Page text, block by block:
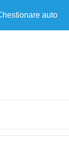
auto